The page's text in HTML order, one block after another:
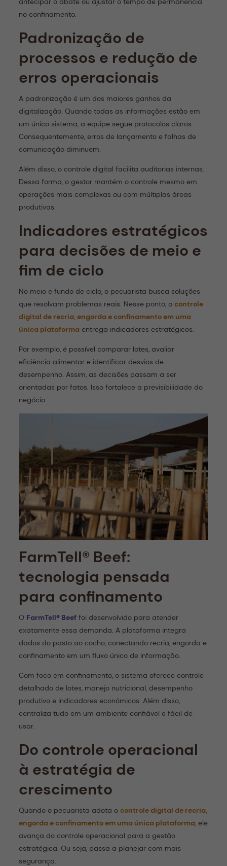
no confinamento.
Padronização de
processos e redução de
erros operacionais
A padronização é um dos maiores ganhos da
digitalização. Quando todas as informações estão em
um único sistema, a equipe segue protocolos claros.
Consequentemente, erros de lançamento e falhas de
comunicação diminuem.
Além disso, o controle digital facilita auditorias internas.
Dessa forma, o gestor mantém o controle mesmo em
operações mais complexas ou com múltiplas áreas
produtivas.
Indicadores estratégicos
para decisões de meio e
fim de ciclo
No meio e fundo de ciclo, o pecuarista busca soluções
que resolvam problemas reais. Nesse ponto, o controle
digital de recria, engorda e confinamento em uma
única plataforma entrega indicadores estratégicos.
Por exemplo, é possível comparar lotes, avaliar
eficiência alimentar e identificar desvios de
desempenho. Assim, as decisões passam a ser
orientadas por fatos. Isso fortalece a previsibilidade do
negócio.
FarmTell® Beef:
tecnologia pensada
para confinamento
O FarmTell® Beef foi desenvolvido para atender
exatamente essa demanda. A plataforma integra
dados do pasto ao cocho, conectando recria, engorda e
confinamento em um fluxo único de informação.
Com foco em confinamento, o sistema oferece controle
detalhado de lotes, manejo nutricional, desempenho
produtivo e indicadores econômicos. Além disso,
centraliza tudo em um ambiente confiável e fácil de
usar.
Do controle operacional
à estratégia de
crescimento
Quando o pecuarista adota ocontrole digital de recria,
engorda e confinamento em uma única plataforma, ele
avança do controle operacional para a gestão
estratégica. Ou seja, passa a planejar com mais
segurança.